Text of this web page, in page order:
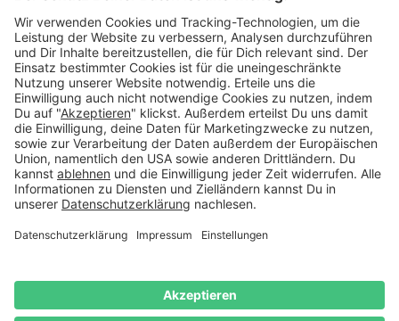
Käuferschutz inklusive Kauf auf Rechnung
Mitglied im:
Deutschland
Datenschutz Widerrufsrecht